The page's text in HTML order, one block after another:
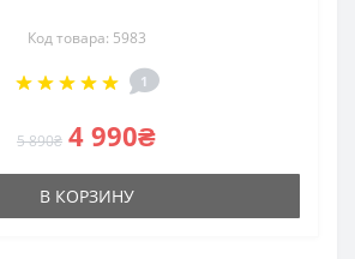
Код товара: 5983
1
5 890₴ 4 990₴
В КОРЗИНУ